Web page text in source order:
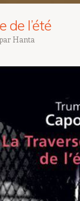
de l’été
par Hanta